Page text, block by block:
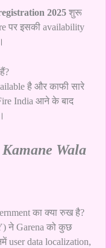
2025शुरू
पर इसकी availability
है और काफी सारे
India आने के बाद
Wala
का क्या रुख है?
ने Garena को कुछ
user data localization,